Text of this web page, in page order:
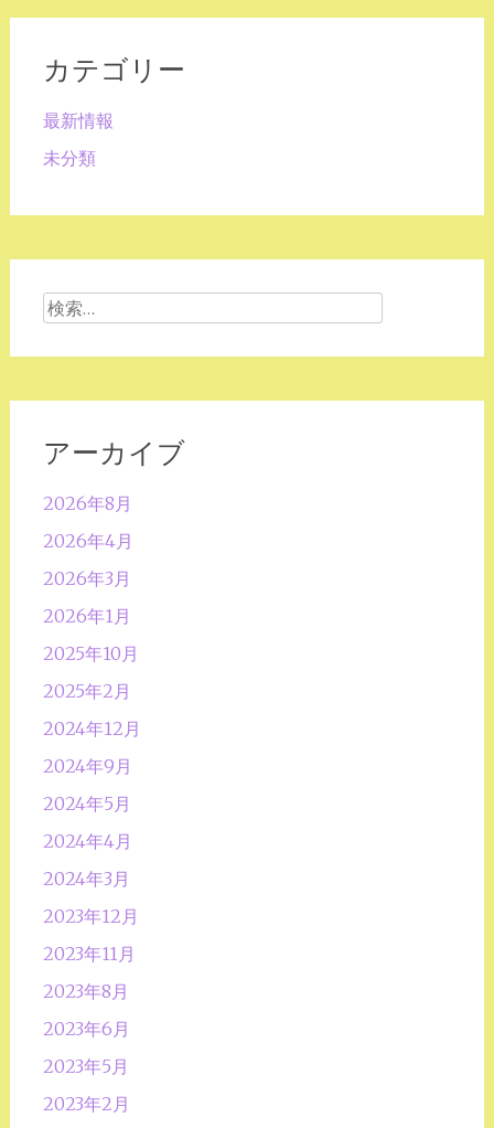
カテゴリー
最新情報
未分類
検
索:
アーカイブ
2026年8月
2026年4月
2026年3月
2026年1月
2025年10月
2025年2月
2024年12月
2024年9月
2024年5月
2024年4月
2024年3月
2023年12月
2023年11月
2023年8月
2023年6月
2023年5月
2023年2月